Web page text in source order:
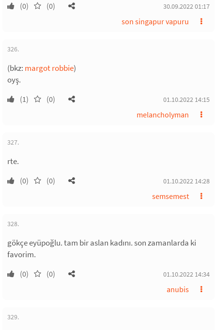
(0) (0) 30.09.2022 01:17
son singapur vapuru
326.
(bkz: margot robbie)
oyş.
(1) (0) 01.10.2022 14:15
melancholyman
327.
rte.
(0) (0) 01.10.2022 14:28
semsemest
328.
gökçe eyüpoğlu. tam bir aslan kadını. son zamanlarda ki
favorim.
(0) (0) 01.10.2022 14:34
anubis
329.